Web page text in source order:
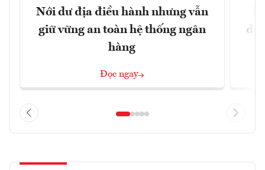
Nới dư địa điều hành nhưng vẫn
giữ vững an toàn hệ thống ngân
hàng
Đọc ngay